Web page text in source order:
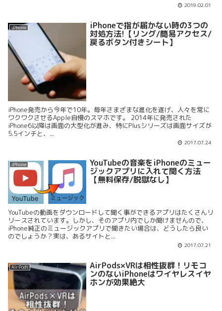
2019.02.01
iPhone iPhoneで指が届かない時の3つの
対処方法!【リング/簡易アクセス/
戻るボタン付きシート】
iPhone発売から今年で10年。毎年さまざまな進化を遂げ、人々を常に
ワクワクさせるApple自慢のスマホです。 2014年に発売された
iPhone6以降は画面の大型化が進み、特にPlusシリーズは画面サイズが
5.5インチと、...
2017.07.24
iPhone YouTubeの音楽をiPhoneのミュー
ジックアプリに入れて聞く方法
【無料保存/脱獄なし】
YouTubeの動画をダウンロードして聞く事ができるアプリはたくさんリ
リースされています。しかし、そのアプリ内でしか聞けませんので、
iPhone純正のミュージックアプリで聞きたい場合は、どうしたら良い
のでしょうか？実は、あるサイトと...
2017.07.21
AirPods AirPods×VRは相性抜群！リモコ
ンのないiPhoneはワイヤレスイヤ
ホンが効果絶大